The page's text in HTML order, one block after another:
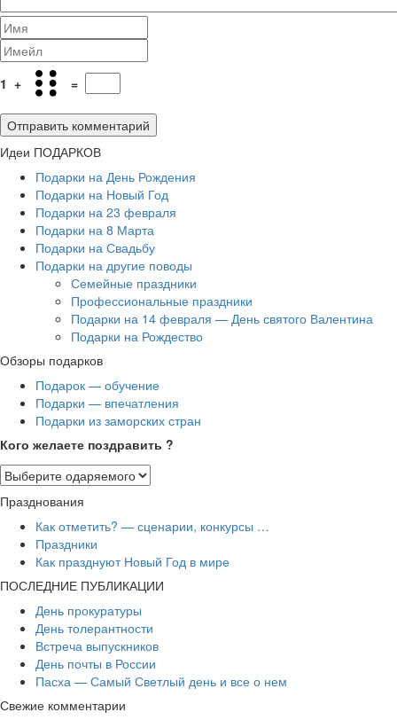
1 + =
Идеи ПОДАРКОВ
Подарки на День Рождения
Подарки на Новый Год
Подарки на 23 февраля
Подарки на 8 Марта
Подарки на Свадьбу
Подарки на другие поводы
Семейные праздники
Профессиональные праздники
Подарки на 14 февраля — День святого Валентина
Подарки на Рождество
Обзоры подарков
Подарок — обучение
Подарки — впечатления
Подарки из заморских стран
Кого желаете поздравить ?
Празднования
Как отметить? — сценарии, конкурсы …
Праздники
Как празднуют Новый Год в мире
ПОСЛЕДНИЕ ПУБЛИКАЦИИ
День прокуратуры
День толерантности
Встреча выпускников
День почты в России
Пасха — Самый Светлый день и все о нем
Свежие комментарии